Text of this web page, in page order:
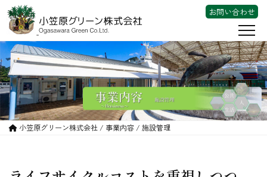
お問い合わせ
会社案内
事業内容
施設管理
環境保全
小笠原グリーン株式会社 / 事業内容 / 施設管理